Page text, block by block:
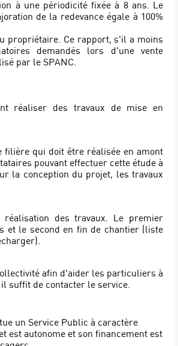
à une périodicité fixée à 8 ans. Le
de la redevance égale à 100%
propriétaire. Ce rapport, s'il a moins
demandés lors d'une vente
par le SPANC.
réaliser des travaux de mise en
filière qui doit être réalisée en amont
pouvant effectuer cette étude à
la conception du projet, les travaux
des travaux. Le premier
et le second en fin de chantier (liste
afin d'aider les particuliers à
suffit de contacter le service.
un Service Public à caractère
est autonome et son financement est